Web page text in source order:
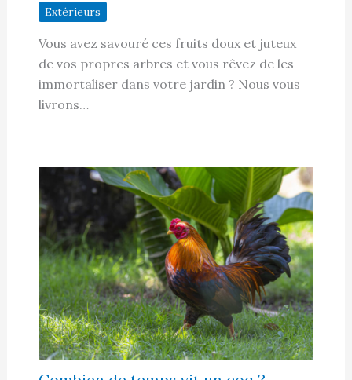
Extérieurs
Vous avez savouré ces fruits doux et juteux
de vos propres arbres et vous rêvez de les
immortaliser dans votre jardin ? Nous vous
livrons…